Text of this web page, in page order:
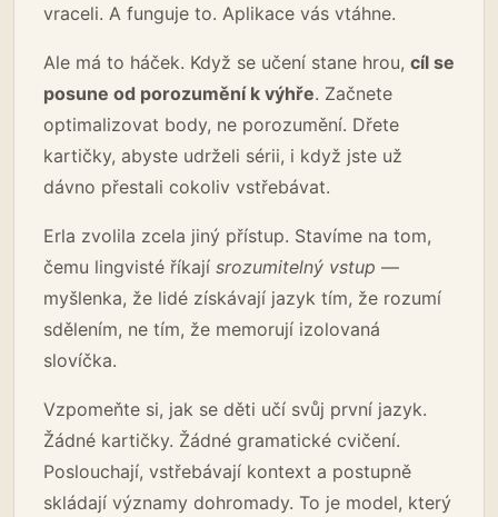
vraceli. A funguje to. Aplikace vás vtáhne.
Ale má to háček. Když se učení stane hrou, cíl se
posune od porozumění k výhře. Začnete
optimalizovat body, ne porozumění. Dřete
kartičky, abyste udrželi sérii, i když jste už
dávno přestali cokoliv vstřebávat.
Erla zvolila zcela jiný přístup. Stavíme na tom,
čemu lingvisté říkají srozumitelný vstup —
myšlenka, že lidé získávají jazyk tím, že rozumí
sdělením, ne tím, že memorují izolovaná
slovíčka.
Vzpomeňte si, jak se děti učí svůj první jazyk.
Žádné kartičky. Žádné gramatické cvičení.
Poslouchají, vstřebávají kontext a postupně
skládají významy dohromady. To je model, který